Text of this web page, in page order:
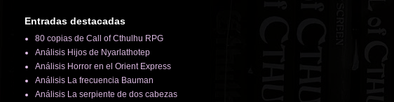
Entradas destacadas
80 copias de Call of Cthulhu RPG
Análisis Hijos de Nyarlathotep
Análisis Horror en el Orient Express
Análisis La frecuencia Bauman
Análisis La serpiente de dos cabezas